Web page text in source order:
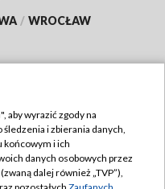
/ WROCŁAW
TVP
aby wyrazić zgody na
i zbierania danych,
końcowym i ich
danych osobowych przez
dalej również „TVP”),